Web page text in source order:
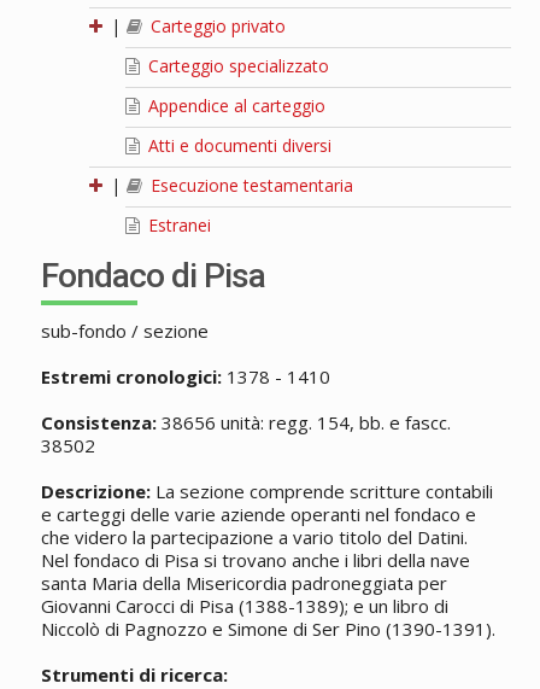
|
Carteggio privato
Carteggio specializzato
Appendice al carteggio
Atti e documenti diversi
|
Esecuzione testamentaria
Estranei
Fondaco di Pisa
sub-fondo / sezione
Estremi cronologici:1378 - 1410
Consistenza:38656 unità: regg. 154, bb. e fascc.
38502
Descrizione:La sezione comprende scritture contabili
e carteggi delle varie aziende operanti nel fondaco e
che videro la partecipazione a vario titolo del Datini.
Nel fondaco di Pisa si trovano anche i libri della nave
santa Maria della Misericordia padroneggiata per
Giovanni Carocci di Pisa (1388-1389); e un libro di
Niccolò di Pagnozzo e Simone di Ser Pino (1390-1391).
Strumenti di ricerca: